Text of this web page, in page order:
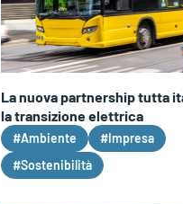
La nuova partnership tutta
la transizione elettrica
#Ambiente
#Impresa
#Sostenibilità